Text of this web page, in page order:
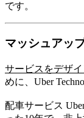
です。
マッシュアッ
サービスをデザ
めに、Uber
配車サービス